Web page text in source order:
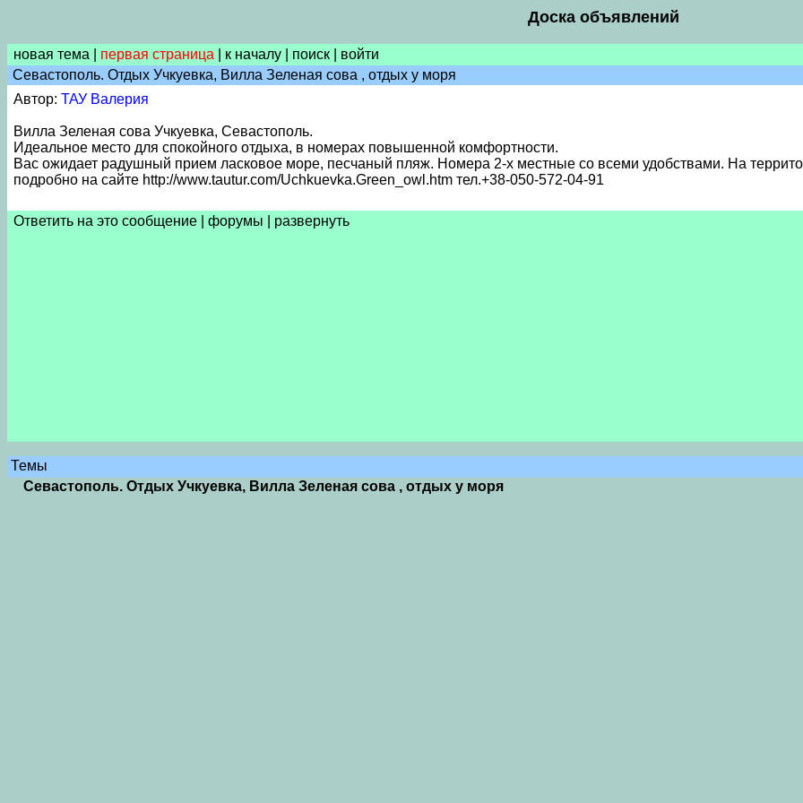
Доска объявлений
новая тема первая страница к началу поиск
войти
Севастополь. Отдых Учкуевка, Вилла Зеленая сова , отдых у моря
Автор: ТАУ Валерия
Вилла Зеленая сова Учкуевка, Севастополь.
Идеальное место для спокойного отдыха, в номерах повышенной комфортности.
Вас ожидает радушный прием ласковое море, песчаный пляж. Номера 2-х местные со всеми удобствами. На
подробно на сайте http://www.tautur.com/Uchkuevka.Green_owl.htm тел.+38-050-572-04-91
Ответить на это сообщение форумы развернуть
Темы
Севастополь. Отдых Учкуевка, Вилла Зеленая сова , отдых у моря